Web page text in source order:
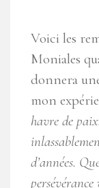
Voici les
Moniales
donnera
mon
havre de
d’années.